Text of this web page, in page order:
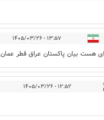
۱۳:۵۷ - ۱۴۰۵/۰۳/۲۶
هست بیان پاکستان عراق قطر عمان
۱۲:۵۲ - ۱۴۰۵/۰۳/۲۶